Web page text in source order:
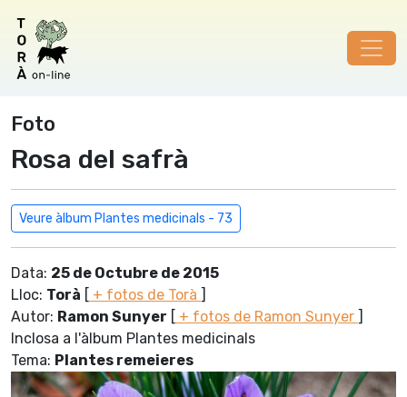
Foto
Rosa del safrà
Veure àlbum Plantes medicinals - 73
Data: 25 de Octubre de 2015
Lloc: Torà [ + fotos de Torà ]
Autor: Ramon Sunyer [ + fotos de Ramon Sunyer ]
Inclosa a l'àlbum Plantes medicinals
Tema: Plantes remeieres